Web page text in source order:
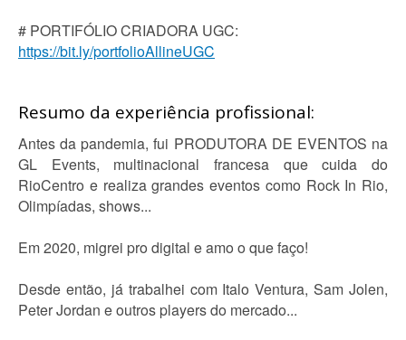
# PORTIFÓLIO CRIADORA UGC:
https://bit.ly/portfolioAllineUGC
Resumo da experiência profissional:
Antes da pandemia, fui PRODUTORA DE EVENTOS na
GL Events, multinacional francesa que cuida do
RioCentro e realiza grandes eventos como Rock In Rio,
Olimpíadas, shows...
Em 2020, migrei pro digital e amo o que faço!
Desde então, já trabalhei com Italo Ventura, Sam Jolen,
Peter Jordan e outros players do mercado...